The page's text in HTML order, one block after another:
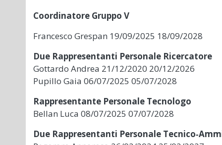
Coordinatore Gruppo V
Francesco Grespan 19/09/2025 18/09/2028
Due Rappresentanti Personale Ricercatore
Gottardo Andrea 21/12/2020 20/12/2026
Pupillo Gaia 06/07/2025 05/07/2028
Rappresentante Personale Tecnologo
Bellan Luca 08/07/2025 07/07/2028
Due Rappresentanti Personale